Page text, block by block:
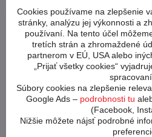
Kolesá
Nové kolesá EA70 AX majú
rýchlosť cestných kolies. Od
naloženými vecami až po štrkové
poddajnosť zabezpečujú iba vaše
pre vás všetko. Zváraný ráfik
sa môže pochváliť veľkorysou
ktorá zvyšuje objem pneumatiky
pneumatiky pre
Cookies používame na zlepšenie
stránky, analýzu jej výkonnosti a
používaní. Na tento účel
tretích strán a zhromaždené
partnerom v EÚ, USA alebo
„Prijať všetky cookies“
Súbory cookies na zlepšenie
Google Ads – podrobnosti tu
(Facebook,
Nižšie môžete nájsť podrobné